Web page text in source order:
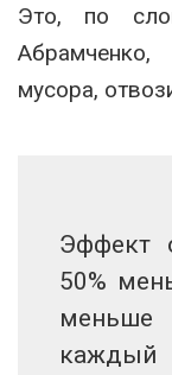
Это, по
мусора,
Эффект
50%
меньше